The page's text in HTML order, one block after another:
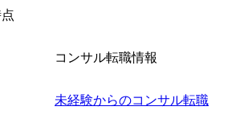
。 このたび、ファーム経験者の方を
ぜひご参加ください。 当日はXspear
●費用 : 無料 虎ノ門ヒルズ付近 ※詳
コンサル転職情報
未経験からのコンサル転職